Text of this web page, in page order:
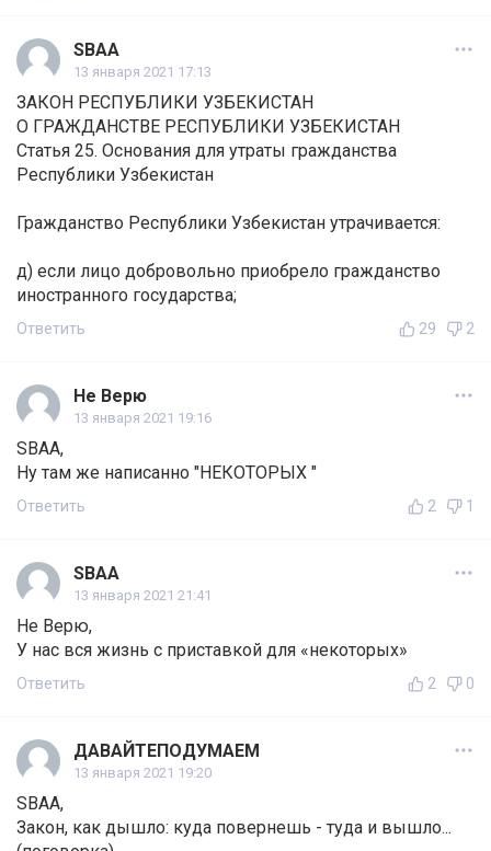
SBAA
13 января 2021 17:13
ЗАКОН РЕСПУБЛИКИ УЗБЕКИСТАН
О ГРАЖДАНСТВЕ РЕСПУБЛИКИ УЗБЕКИСТАН
Статья 25. Основания для утраты гражданства
Республики Узбекистан
Гражданство Республики Узбекистан утрачивается:
д) если лицо добровольно приобрело гражданство
иностранного государства;
Ответить 29 2
Не Верю
13 января 2021 19:16
SBAA,
Ну там же написанно "НЕКОТОРЫХ "
Ответить 2 1
SBAA
13 января 2021 21:41
Не Верю,
У нас вся жизнь с приставкой для «некоторых»
Ответить 2 0
ДАВАЙТЕПОДУМАЕМ
13 января 2021 19:20
SBAA,
Закон, как дышло: куда повернешь - туда и вышло...